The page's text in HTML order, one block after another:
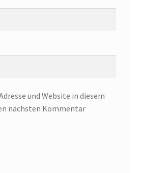
und Website in diesem
nächsten Kommentar